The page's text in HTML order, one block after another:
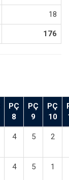
18
176
PÇ
8
PÇ
9
PÇ
10
4 5 2
4 5 1